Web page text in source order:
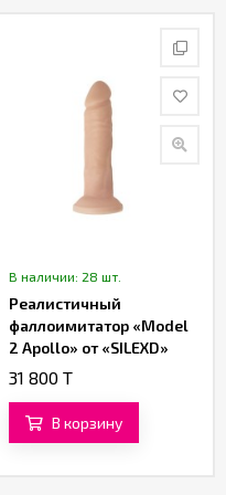
В наличии: 28 шт.
Реалистичный
фаллоимитатор «Model
2 Apollo» от «SILEXD»
(20 см)
31 800 T
В корзину